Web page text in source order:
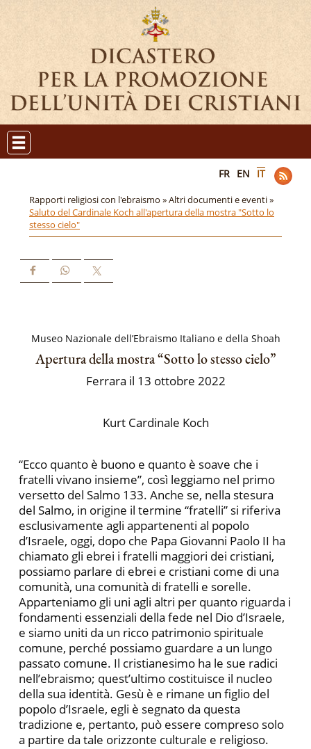
FR EN IT
Rapporti religiosi con l'ebraismo »Altri documenti e eventi »
Saluto del Cardinale Koch all'apertura della mostra "Sotto lo
stesso cielo"
Museo Nazionale dell’Ebraismo Italiano e della Shoah
Apertura della mostra “Sotto lo stesso cielo”
Ferrara il 13 ottobre 2022
Kurt Cardinale Koch
“Ecco quanto è buono e quanto è soave che i
fratelli vivano insieme”, così leggiamo nel primo
versetto del Salmo 133. Anche se, nella stesura
del Salmo, in origine il termine “fratelli” si riferiva
esclusivamente agli appartenenti al popolo
d’Israele, oggi, dopo che Papa Giovanni Paolo II ha
chiamato gli ebrei i fratelli maggiori dei cristiani,
possiamo parlare di ebrei e cristiani come di una
comunità, una comunità di fratelli e sorelle.
Apparteniamo gli uni agli altri per quanto riguarda i
fondamenti essenziali della fede nel Dio d’Israele,
e siamo uniti da un ricco patrimonio spirituale
comune, perché possiamo guardare a un lungo
passato comune. Il cristianesimo ha le sue radici
nell’ebraismo; quest’ultimo costituisce il nucleo
della sua identità. Gesù è e rimane un figlio del
popolo d’Israele, egli è segnato da questa
tradizione e, pertanto, può essere compreso solo
a partire da tale orizzonte culturale e religioso.